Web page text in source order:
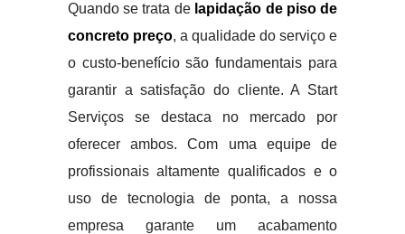
Quando se trata de lapidação de piso de
concreto preço, a qualidade do serviço e
o custo-benefício são fundamentais para
garantir a satisfação do cliente. A Start
Serviços se destaca no mercado por
oferecer ambos. Com uma equipe de
profissionais altamente qualificados e o
uso de tecnologia de ponta, a nossa
empresa garante um acabamento